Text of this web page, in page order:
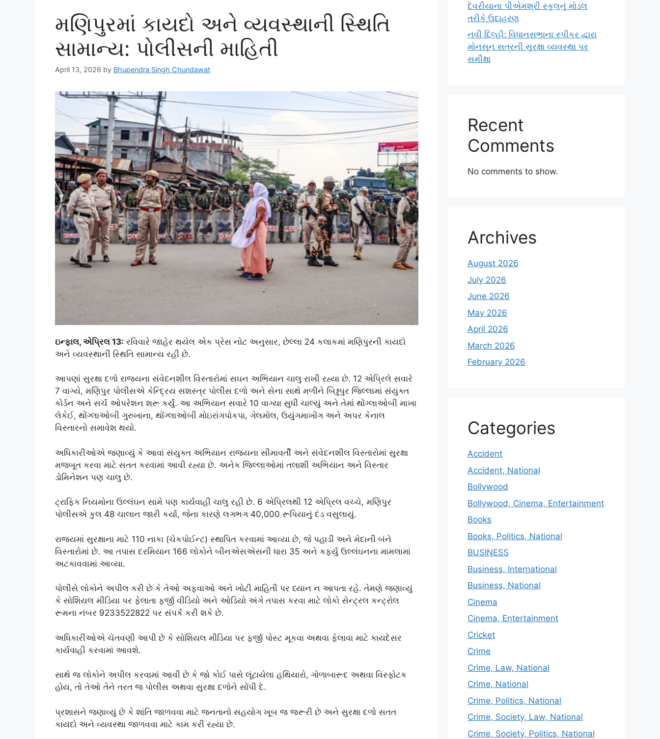
મણિપુરમાં કાયદો અને વ્યવસ્થાની સ્થિતિ
સામાન્ય: પોલીસની માહિતી
April 13, 2026 by Bhupendra Singh Chundawat
ઇન્ફાલ, એપ્રિલ 13: રવિવારે જાહેર થયેલ એક પ્રેસ નોટ અનુસાર, છેલ્લા 24 કલાકમાં મણિપુરની કાયદો
અને વ્યવસ્થાની સ્થિતિ સામાન્ય રહી છે.
આપણાં સુરક્ષા દળો રાજ્યના સંવેદનશીલ વિસ્તારોમાં સઘન અભિયાન ચાલુ રાખી રહ્યા છે. 12 એપ્રિલે સવારે
7 વાગ્યે, મણિપુર પોલીસએ કેન્દ્રિય સશસ્ત્ર પોલીસ દળો અને સેના સાથે મળીને બિશ્નુપુર જિલ્લામાં સંયુક્ત
કોર્ડન અને સર્ચ ઓપરેશન શરૂ કર્યું. આ અભિયાન સવારે 10 વાગ્યા સુધી ચાલ્યું અને તેમાં થોંગ્લાઓબી માખા
લેકેઈ, થોંગ્લાઓબી ગુરુખાના, થોંગ્લાઓબી મોઇરાંગપોકપા, ગેલમોલ, ઉયુંગમાખોંગ અને અપર કેનાલ
વિસ્તારનો સમાવેશ થયો.
અધિકારીઓએ જણાવ્યું કે આવાં સંયુક્ત અભિયાન રાજ્યના સીમાવર્તી અને સંવેદનશીલ વિસ્તારોમાં સુરક્ષા
મજબૂત કરવા માટે સતત કરવામાં આવી રહ્યા છે. અનેક જિલ્લાઓમાં તલાશી અભિયાન અને વિસ્તાર
ડોમિનેશન પણ ચાલુ છે.
ટ્રાફિક નિયમોના ઉલ્લંઘન સામે પણ કાર્યવાહી ચાલુ રહી છે. 6 એપ્રિલથી 12 એપ્રિલ વચ્ચે, મણિપુર
પોલીસએ કુલ 48 ચાલાન જારી કર્યા, જેના કારણે લગભગ 40,000 રૂપિયાનું દંડ વસુલાયું.
રાજ્યમાં સુરક્ષાના માટે 110 નાકા (ચેકપોઈન્ટ) સ્થાપિત કરવામાં આવ્યા છે, જે પહાડી અને મેદાની બંને
વિસ્તારોમાં છે. આ તપાસ દરમિયાન 166 લોકોને બીનએસએસની ધારા 35 અને કર્ફ્યુ ઉલ્લંઘનના મામલામાં
અટકાવવામાં આવ્યા.
પોલીસે લોકોને અપીલ કરી છે કે તેઓ અફવાઓ અને ખોટી માહિતી પર ધ્યાન ન આપતા રહે. તેમણે જણાવ્યું
કે સોશિયલ મીડિયા પર ફેલાતા ફર્જી વીડિયો અને ઓડિયો અંગે તપાસ કરવા માટે લોકો સેન્ટ્રલ કન્ટ્રોલ
રૂમના નંબર 9233522822 પર સંપર્ક કરી શકે છે.
અધિકારીઓએ ચેતવણી આપી છે કે સોશિયલ મીડિયા પર ફર્જી પોસ્ટ મૂકવા અથવા ફેલાવા માટે કાયદેસર
કાર્યવાહી કરવામાં આવશે.
સાથે જ લોકોને અપીલ કરવામાં આવી છે કે જો કોઈ પાસે લૂંટાયેલા હથિયારો, ગોળાબારૂદ અથવા વિસ્ફોટક
હોય, તો તેઓ તેને તરત જ પોલીસ અથવા સુરક્ષા દળોને સોંપી દે.
પ્રશાસને જણાવ્યું છે કે શાંતિ જાળવવા માટે જનતાનો સહયોગ ખૂબ જ જરૂરી છે અને સુરક્ષા દળો સતત
કાયદો અને વ્યવસ્થા જાળવવા માટે કામ કરી રહ્યા છે.
દેવરીયાના પીએમશ્રી સ્કૂલનું મોડલ
તરીકે ઉદાહરણ
નવી દિલ્હી: વિધાનસભાના સ્પીકર દ્વારા
મોનસૂન સત્રની સુરક્ષા વ્યવસ્થા પર
સમીક્ષા
Recent
Comments
No comments to show.
Archives
August 2026
July 2026
June 2026
May 2026
April 2026
March 2026
February 2026
Categories
Accident
Accident, National
Bollywood
Bollywood, Cinema, Entertainment
Books
Books, Politics, National
BUSINESS
Business, International
Business, National
Cinema
Cinema, Entertainment
Cricket
Crime
Crime, Law, National
Crime, National
Crime, Politics, National
Crime, Society, Law, National
Crime, Society, Politics, National